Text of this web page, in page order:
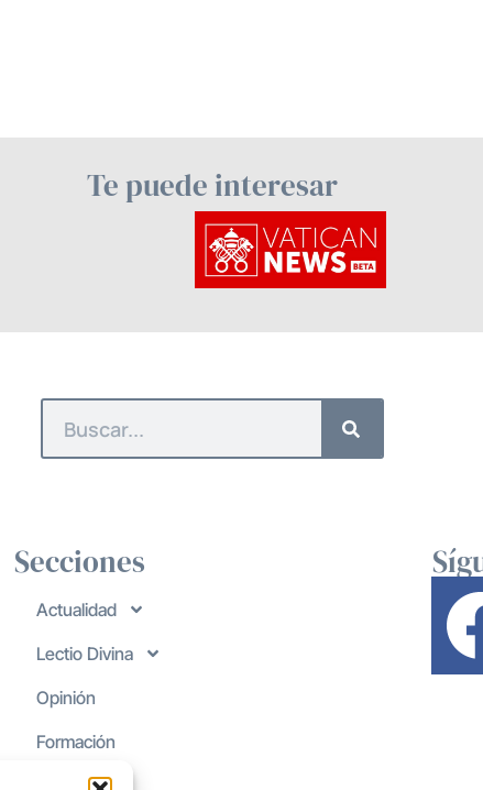
Te puede interesar
Secciones
Actualidad
Lectio Divina
Opinión
Formación